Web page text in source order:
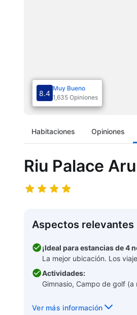
8.4
Muy Bueno
1,635 Opiniones
Habitaciones Opiniones
Riu Palace
Aspectos relevantes
¡Ideal para estancias de 4
La mejor ubicación. Los
Actividades:
Gimnasio, Campo de golf
Ver más información